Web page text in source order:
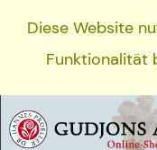
Diese Website
Funktionalität